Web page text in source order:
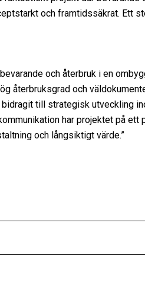
och framtidssäkrat. Ett
och återbruk i en
återbruksgrad och
till strategisk utveckling
har projektet på
och långsiktigt värde.”